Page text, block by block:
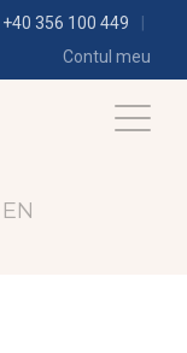
+40 356 100 449
Contul meu
EN